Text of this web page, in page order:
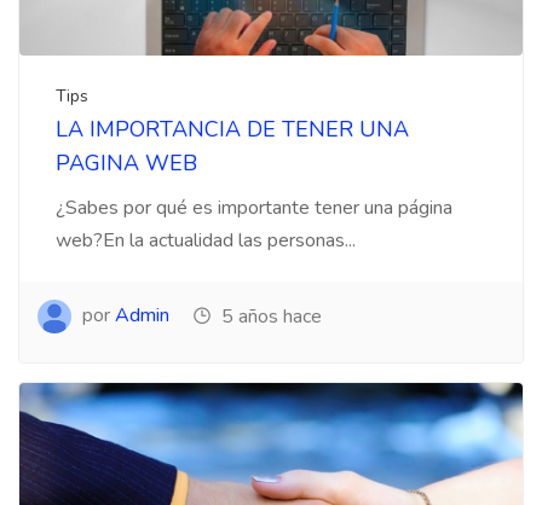
Tips
LA IMPORTANCIA DE TENER UNA
PAGINA WEB
¿Sabes por qué es importante tener una página
web?En la actualidad las personas...
porAdmin 5 años hace